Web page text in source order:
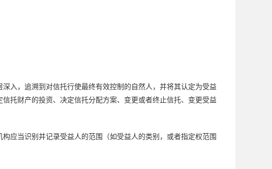
入，追溯到对信托行使最终有效控制的自然人，并将其认定为受益
托财产的投资、决定信托分配方案、变更或者终止信托、变更受益
应当识别并记录受益人的范围（如受益人的类别，或者指定权范围